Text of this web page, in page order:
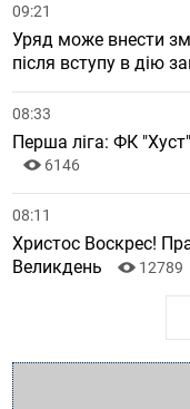
09:21
Уряд може внести
після вступу в дію
08:33
Перша ліга: ФК
6146
08:11
Христос Воскрес!
Великдень
12789